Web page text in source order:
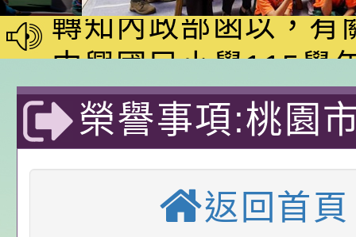
家8月課程資訊」、
電影營」、「祖孫樂
「愛『原原』不絕-
樂會」、「邁向下一
列講座及成長團體」
轉知內政部函以，有
員會函釋公務員留職
赴陸應申請許可一案
中興國民小學115學
期第1次第7-9招代課
甄選公告
本校「115學年度國
校課程計畫」核定一
轉知教育部國民及學
辦理「115年度教育
前教育署辦理性別
公告:桃園市政府腸
施問答集
轉知:桃園市交通局
榮譽事項:桃園
中興國民小學-
國小
返回首頁